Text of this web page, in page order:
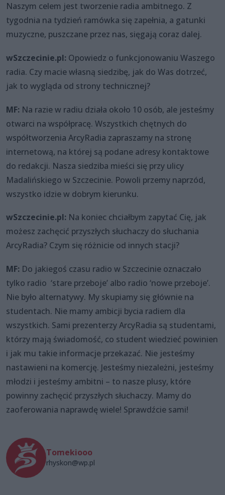
Naszym celem jest tworzenie radia ambitnego. Z
tygodnia na tydzień ramówka się zapełnia, a gatunki
muzyczne, puszczane przez nas, sięgają coraz dalej.
wSzczecinie.pl: Opowiedz o funkcjonowaniu Waszego
radia. Czy macie własną siedzibę, jak do Was dotrzeć,
jak to wygląda od strony technicznej?
MF: Na razie w radiu działa około 10 osób, ale jesteśmy
otwarci na współpracę. Wszystkich chętnych do
współtworzenia ArcyRadia zapraszamy na stronę
internetową, na której są podane adresy kontaktowe
do redakcji. Nasza siedziba mieści się przy ulicy
Madalińskiego w Szczecinie. Powoli przemy naprzód,
wszystko idzie w dobrym kierunku.
wSzczecinie.pl: Na koniec chciałbym zapytać Cię, jak
możesz zachęcić przyszłych słuchaczy do słuchania
ArcyRadia? Czym się różnicie od innych stacji?
MF: Do jakiegoś czasu radio w Szczecinie oznaczało
tylko radio ‘stare przeboje’ albo radio ‘nowe przeboje’.
Nie było alternatywy. My skupiamy się głównie na
studentach. Nie mamy ambicji bycia radiem dla
wszystkich. Sami prezenterzy ArcyRadia są studentami,
którzy mają świadomość, co student wiedzieć powinien
i jak mu takie informacje przekazać. Nie jesteśmy
nastawieni na komercję. Jesteśmy niezależni, jesteśmy
młodzi i jesteśmy ambitni – to nasze plusy, które
powinny zachęcić przyszłych słuchaczy. Mamy do
zaoferowania naprawdę wiele! Sprawdźcie sami!
Tomekiooo
rhyskon@wp.pl